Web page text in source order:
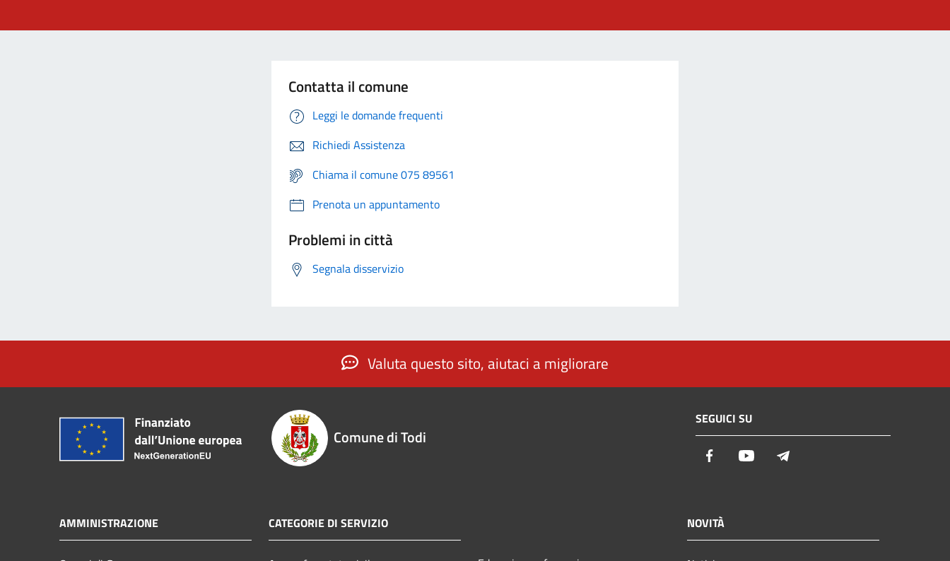
Contatta il comune
Leggi le domande frequenti
Richiedi Assistenza
Chiama il comune 075 89561
Prenota un appuntamento
Problemi in città
Segnala disservizio
Valuta questo sito, aiutaci a migliorare
Comune di Todi
SEGUICI SU
Facebook Youtube
AMMINISTRAZIONE CATEGORIE DI SERVIZIO NOVITÀ